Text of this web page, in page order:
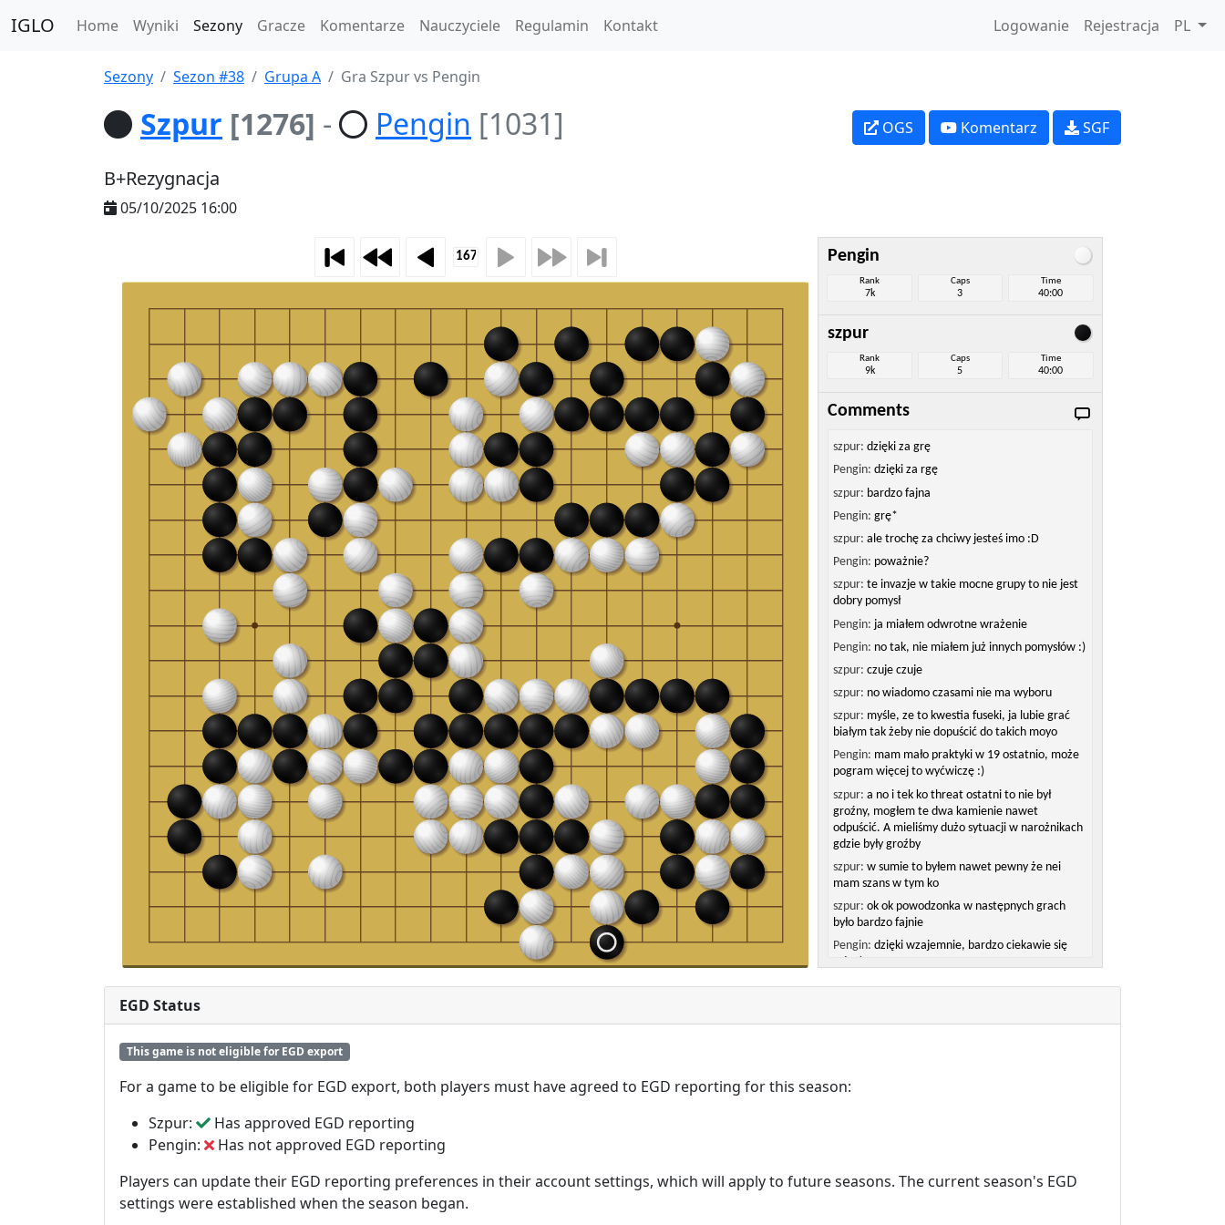
IGLO Home Wyniki Sezony Gracze Komentarze Nauczyciele Regulamin Kontakt Logowanie Rejestracja PL
Sezony Sezon #38 Grupa A Gra Szpur vs Pengin
Szpur [1276] - Pengin [1031] OGS Komentarz SGF
B+Rezygnacja
05/10/2025 16:00
Pengin
Rank
7k
Caps
3
Time
40:00
szpur
Rank
9k
Caps
5
Time
40:00
Comments
szpur: dzięki za grę
Pengin: dzięki za rgę
szpur: bardzo fajna
Pengin: grę*
szpur: ale trochę za chciwy jesteś imo :D
Pengin: poważnie?
szpur: te invazje w takie mocne grupy to nie jest
dobry pomysł
Pengin: ja miałem odwrotne wrażenie
Pengin: no tak, nie miałem już innych pomysłów :)
szpur: czuje czuje
szpur: no wiadomo czasami nie ma wyboru
szpur: myśle, ze to kwestia fuseki, ja lubie grać
białym tak żeby nie dopuścić do takich moyo
Pengin: mam mało praktyki w 19 ostatnio, może
pogram więcej to wyćwiczę :)
szpur: a no i tek ko threat ostatni to nie był
groźny, mogłem te dwa kamienie nawet
odpuścić. A mieliśmy dużo sytuacji w narożnikach
gdzie były groźby
szpur: w sumie to byłem nawet pewny że nei
mam szans w tym ko
szpur: ok ok powodzonka w następnych grach
było bardzo fajnie
Pengin: dzięki wzajemnie, bardzo ciekawie się
Pengin:masz racje, ko rozwiązałem słabo
EGD Status
This game is not eligible for EGD export
For a game to be eligible for EGD export, both players must have agreed to EGD reporting for this season:
Szpur:
Has approved EGD reporting
Pengin:
Has not approved EGD reporting
Players can update their EGD reporting preferences in their account settings, which will apply to future seasons. The current season's EGD
settings were established when the season began.